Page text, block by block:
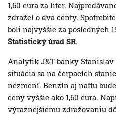
1,60 eura za liter.
zdražel o dva centy.
boli najvyššie za posledných
Štatistický úrad SR.
Analytik J&T banky Stanislav
situácia sa na čerpacích
nezmení. Benzín aj naftu
ceny vyššie ako 1,60 eura.
výraznejšiemu zdražovaniu